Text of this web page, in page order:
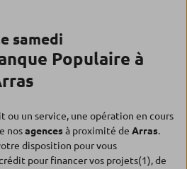
samedi
Populaire à
ou un service, une opération en cours
nosagencesà proximité de Arras.
disposition pour vous
pour financer vos projets(1), de